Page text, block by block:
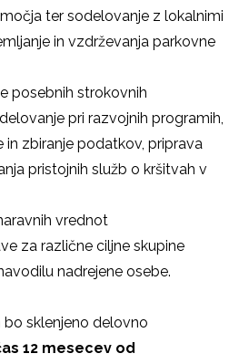
ter sodelovanje z lokalnimi
in vzdrževanja parkovne
posebnih strokovnih
pri razvojnih programih,
in zbiranje podatkov, priprava
pristojnih služb o kršitvah v
vrednot
za različne ciljne skupine
nadrejene osebe.
sklenjeno delovno
12 mesecev od